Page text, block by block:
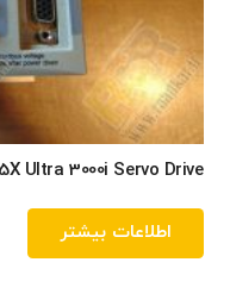
Ultra 3000i Servo Drive
اطلاعات بیشتر